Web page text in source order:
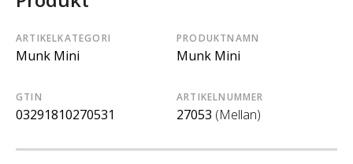
ARTIKELKATEGORI
Munk Mini
PRODUKTNAMN
Munk Mini
GTIN
03291810270531
ARTIKELNUMMER
27053 (Mellan)